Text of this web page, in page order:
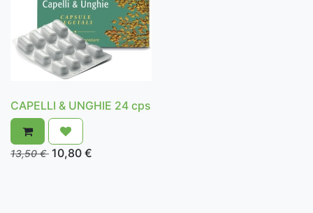
CAPELLI & UNGHIE 24 cps
13,50€ 10,80 €